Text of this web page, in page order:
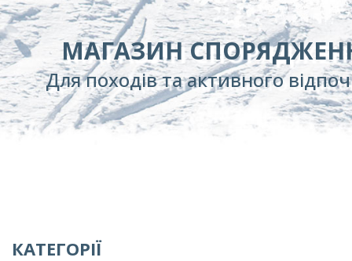
МАГАЗИН
Для походів та активного
КАТЕГОРІЇ